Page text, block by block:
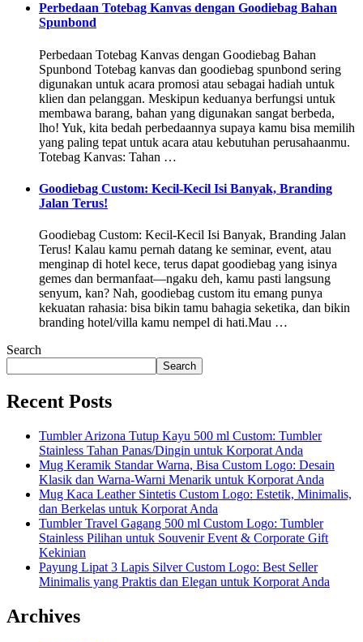
Perbedaan Totebag Kanvas dengan Goodiebag Bahan
Spunbond
Perbedaan Totebag Kanvas dengan Goodiebag Bahan
Spunbond Totebag kanvas dan goodiebag spunbond sering
digunakan untuk acara promosi atau sebagai hadiah untuk
klien dan pelanggan. Meskipun keduanya berfungsi untuk
membawa barang, bahan yang digunakan sangat berbeda,
lho! Yuk, kita bedah perbedaannya supaya kamu bisa memilih
yang paling tepat untuk acara atau kebutuhan perusahaanmu.
Totebag Kanvas: Tahan …
Goodiebag Custom: Kecil-Kecil Isi Banyak, Branding
Jalan Terus!
Goodiebag Custom: Kecil-Kecil Isi Banyak, Branding Jalan
Terus! Kalau kamu pernah datang ke seminar, event, atau
menginap di hotel kece, terus dapat goodiebag yang isinya
gemes dan bermanfaat—ngaku deh, kamu pasti langsung
senyum, kan? Nah, goodiebag custom itu emang punya
kekuatan rahasia: bisa bikin tamu bahagia seketika, dan bikin
branding hotel/villa kamu nempel di hati.Mau …
Search
Search
Recent Posts
Tumbler Arizona Tutup Kayu 500 ml Custom: Tumbler
Stainless Tahan Panas/Dingin untuk Korporat Anda
Mug Keramik Standar Warna, Bisa Custom Logo: Desain
Klasik dan Warna-Warni Menarik untuk Korporat Anda
Mug Kaca Leather Sintetis Custom Logo: Estetik, Minimalis,
dan Berkelas untuk Korporat Anda
Tumbler Travel Gagang 500 ml Custom Logo: Tumbler
Stainless Pilihan untuk Souvenir Event & Corporate Gift
Kekinian
Payung Lipat 3 Lapis Silver Custom Logo: Best Seller
Minimalis yang Praktis dan Elegan untuk Korporat Anda
Archives